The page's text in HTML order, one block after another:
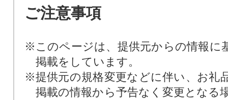
ご注意事項
※このページは、提供元からの情報に
掲載をしています。
※提供元の規格変更などに伴い、お礼
掲載の情報から予告なく変更となる